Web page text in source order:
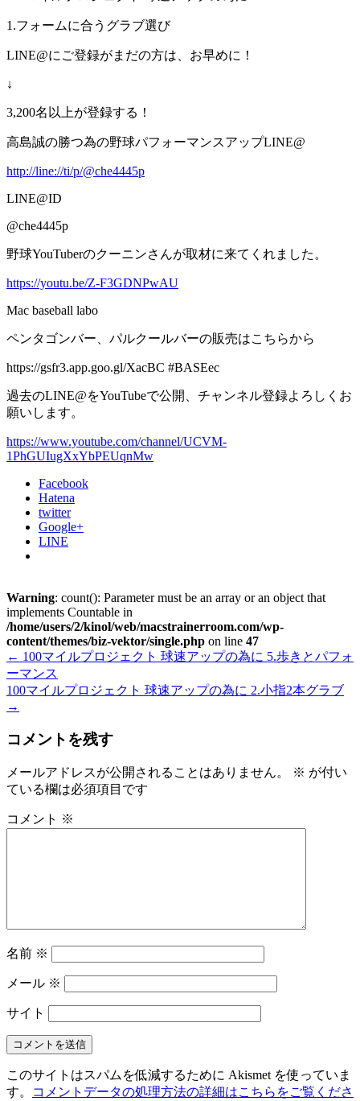
1.フォームに合うグラブ選び
LINE@にご登録がまだの方は、お早めに！
↓
3,200名以上が登録する！
高島誠の勝つ為の野球パフォーマンスアップLINE@
http://line://ti/p/@che4445p
LINE@ID
@che4445p
野球YouTuberのクーニンさんが取材に来てくれました。
https://youtu.be/Z-F3GDNPwAU
Mac baseball labo
ペンタゴンバー、パルクールバーの販売はこちらから
https://gsfr3.app.goo.gl/XacBC #BASEec
過去のLINE@をYouTubeで公開、チャンネル登録よろしくお
願いします。
https://www.youtube.com/channel/UCVM-
1PhGUIugXxYbPEUqnMw
Facebook
Hatena
twitter
Google+
LINE
Warning: count(): Parameter must be an array or an object that
implements Countable in
/home/users/2/kinol/web/macstrainerroom.com/wp-
content/themes/biz-vektor/single.php on line 47
← 100マイルプロジェクト 球速アップの為に 5.歩きとパフォ
ーマンス
100マイルプロジェクト 球速アップの為に 2.小指2本グラブ
→
コメントを残す
メールアドレスが公開されることはありません。 ※ が付い
ている欄は必須項目です
コメント ※
名前 ※
メール ※
サイト
このサイトはスパムを低減するために Akismet を使っていま
す。
コメントデータの処理方法の詳細はこちらをご覧くださ